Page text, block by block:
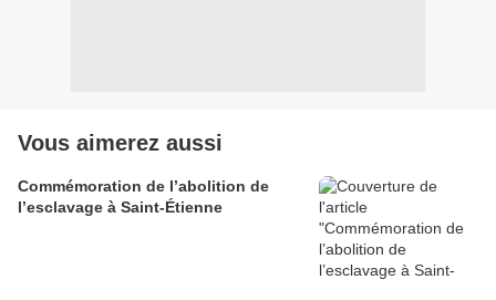
Vous aimerez aussi
Commémoration de l’abolition de
l’esclavage à Saint-Étienne